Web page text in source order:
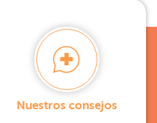
Nuestros consejos